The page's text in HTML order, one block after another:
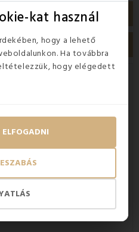
kat használ
hogy a lehető
Ha továbbra
hogy elégedett
jelleget visznek minden
méretek és
szobát is
olcsó, mégis hatásos, ha